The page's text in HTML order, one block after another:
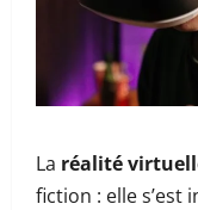
La réalité
fiction : elle s’est